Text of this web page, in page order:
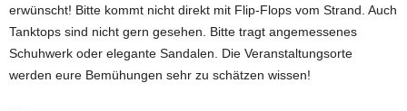
erwünscht! Bitte kommt nicht direkt mit Flip-Flops vom Strand. Auch
Tanktops sind nicht gern gesehen. Bitte tragt angemessenes
Schuhwerk oder elegante Sandalen. Die Veranstaltungsorte
werden eure Bemühungen sehr zu schätzen wissen!